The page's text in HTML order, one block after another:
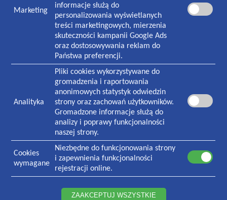
NASZA PLACÓWKA
Plac Zwycięstwa 1
70-233 Szczecin
Czynna w godzinach:
7:30-19:00 poniedziałek-piątek
8:30-13:00 sobota
KONTAKT
Informacja i rejestracja ogólna
91 434 73 06
Rejestracja stomatologiczna
91 484 65 67
534 742 148
Laboratorium
91 434 94 76
Marketing
informacje służą do
personalizowania wyświetlanych
treści marketingowych, mierzenia
skuteczności kampanii Google Ads
oraz dostosowywania reklam do
Państwa preferencji.
Analityka
Pliki cookies wykorzystywane do
gromadzenia i raportowania
anonimowych statystyk odwiedzin
strony oraz zachowań użytkowników.
Gromadzone informacje służą do
analizy i poprawy funkcjonalności
naszej strony.
Cookies
wymagane
Niezbędne do funkcjonowania strony
i zapewnienia funkcjonalności
rejestracji online.
ZAAKCEPTUJ WSZYSTKIE